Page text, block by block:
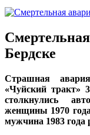
Бердске
Страшная
«Чуйский тракт»
столкнулись
женщины 1970
мужчина 1983 года